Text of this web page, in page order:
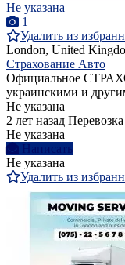
Не указана
1
Удалить из
London, United
Страхование Авто
Официальное
украинскими и
Не указана
2 лет назад Перевозка
Не указана
Написать
Не указана
Удалить из